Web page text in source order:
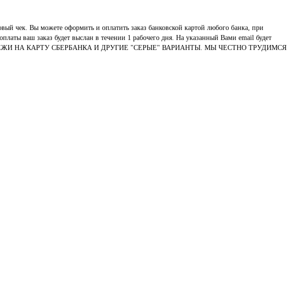
чек. Вы можете оформить и оплатить заказ банковской картой любого банка, при
ваш заказ будет выслан в течении 1 рабочего дня. На указанный Вами email будет
ПЛАТЕЖИ НА КАРТУ СБЕРБАНКА И ДРУГИЕ "СЕРЫЕ" ВАРИАНТЫ. МЫ ЧЕСТНО ТРУДИМСЯ